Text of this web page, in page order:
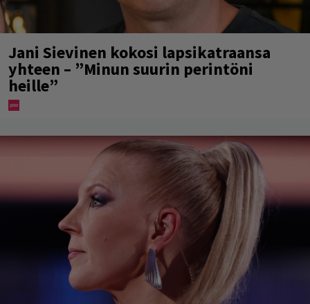
Jani Sievinen kokosi lapsikatraansa
yhteen – ”Minun suurin perintöni
heille”